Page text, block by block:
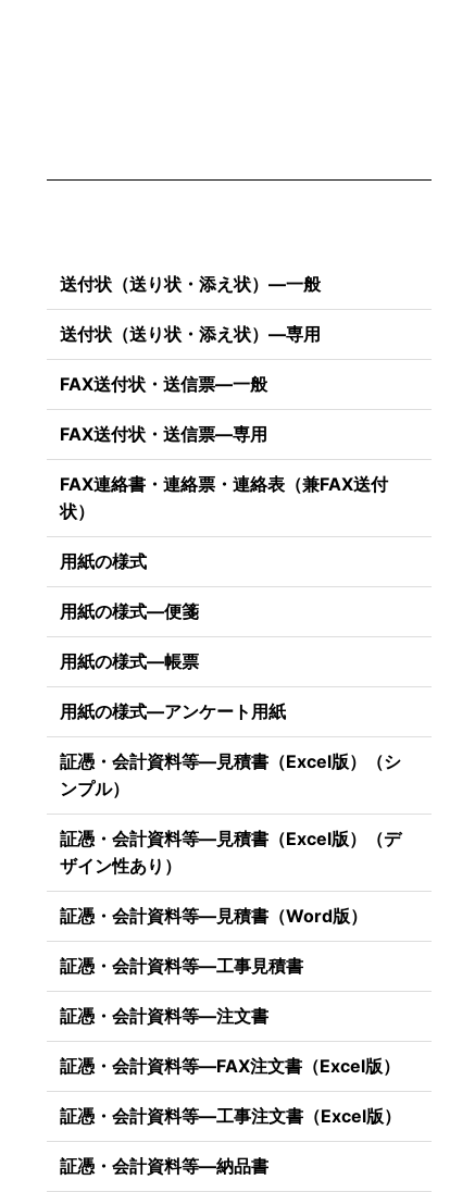
送付状（送り状・添え状）―一般
送付状（送り状・添え状）―専用
FAX送付状・送信票―一般
FAX送付状・送信票―専用
FAX連絡書・連絡票・連絡表（兼FAX送付
状）
用紙の様式
用紙の様式―便箋
用紙の様式―帳票
用紙の様式―アンケート用紙
証憑・会計資料等―見積書（Excel版）（シ
ンプル）
証憑・会計資料等―見積書（Excel版）（デ
ザイン性あり）
証憑・会計資料等―見積書（Word版）
証憑・会計資料等―工事見積書
証憑・会計資料等―注文書
証憑・会計資料等―FAX注文書（Excel版）
証憑・会計資料等―工事注文書（Excel版）
証憑・会計資料等―納品書